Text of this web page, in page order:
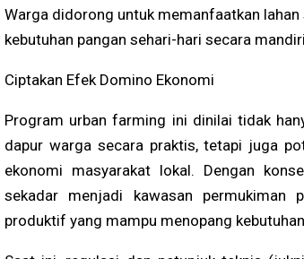
Warga didorong untuk memanfaatkan
kebutuhan pangan sehari-hari secara
Ciptakan Efek Domino Ekonomi
Program urban farming ini dinilai tidak
dapur warga secara praktis, tetapi juga
ekonomi masyarakat lokal. Dengan
sekadar menjadi kawasan permukiman
produktif yang mampu menopang